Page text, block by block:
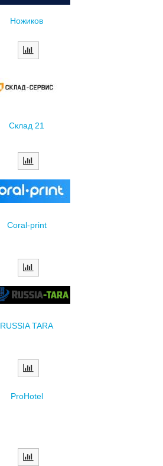
Ножиков
Склад 21
Coral-print
RUSSIA TARA
ProHotel